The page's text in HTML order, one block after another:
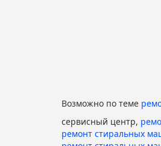
Возможно по теме
сервисный центр,
ремонт стиральных